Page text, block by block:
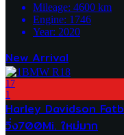
Mileage: 4600 km
Engine: 1746
Year: 2020
New Arrival
17
1
Harley Davidson
วิ่ง700Mi. ใหม่มาก